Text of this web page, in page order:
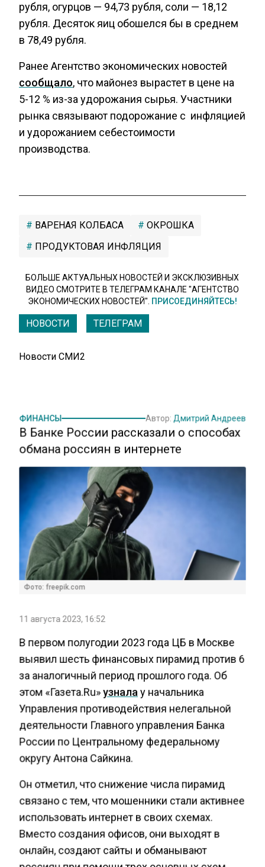
рубля, огурцов — 94,73 рубля, соли — 18,12
рубля. Десяток яиц обошелся бы в среднем
в 78,49 рубля.
Ранее Агентство экономических новостей
сообщало, что майонез вырастет в цене на
5-12 % из-за удорожания сырья. Участники
рынка связывают подорожание с инфляцией
и удорожанием себестоимости
производства.
ВАРЕНАЯ КОЛБАСА
ОКРОШКА
ПРОДУКТОВАЯ ИНФЛЯЦИЯ
БОЛЬШЕ АКТУАЛЬНЫХ НОВОСТЕЙ И ЭКСКЛЮЗИВНЫХ
ВИДЕО СМОТРИТЕ В ТЕЛЕГРАМ КАНАЛЕ "АГЕНТСТВО
ЭКОНОМИЧЕСКИХ НОВОСТЕЙ". ПРИСОЕДИНЯЙТЕСЬ!
НОВОСТИ ТЕЛЕГРАМ
Новости СМИ2
ФИНАНСЫ Автор: Дмитрий Андреев
В Банке России рассказали о способах
обмана россиян в интернете
Фото: freepik.com
11 августа 2023, 16:52
В первом полугодии 2023 года ЦБ в Москве
выявил шесть финансовых пирамид против 6
за аналогичный период прошлого года. Об
этом «Газета.Ru»узнала у начальника
Управления противодействия нелегальной
деятельности Главного управления Банка
России по Центральному федеральному
округу Антона Сайкина.
Он отметил, что снижение числа пирамид
связано с тем, что мошенники стали активнее
использовать интернет в своих схемах.
Вместо создания офисов, они выходят в
онлайн, создают сайты и обманывают